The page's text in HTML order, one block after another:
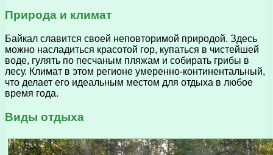
Природа и климат
Байкал славится своей неповторимой природой. Здесь
можно насладиться красотой гор, купаться в чистейшей
воде, гулять по песчаным пляжам и собирать грибы в
лесу. Климат в этом регионе умеренно-континентальный,
что делает его идеальным местом для отдыха в любое
время года.
Виды отдыха